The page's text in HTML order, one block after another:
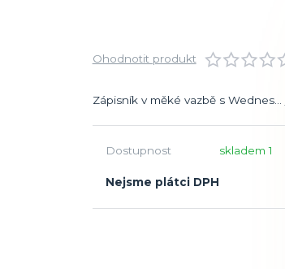
Ohodnotit produkt
Zápisník v měké vazbě s Wednes...
Dostupnost skladem 1
Nejsme plátci DPH